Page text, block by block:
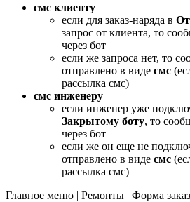
смс клиенту
если для заказ-наряда в
запрос от клиента, то
через бот
если же запроса нет, то
отправлено в виде смс
рассылка смс)
смс инженеру
если инженер уже
Закрытому боту, то
через бот
если же он еще не
отправлено в виде смс
рассылка смс)
Главное меню | Ремонты | Форма